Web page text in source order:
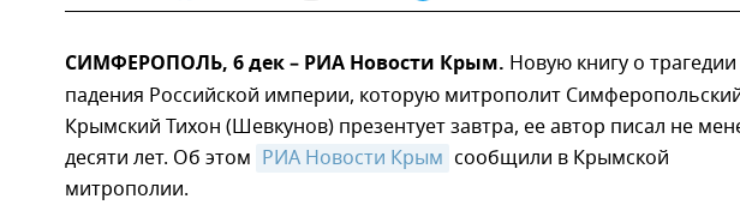
СИМФЕРОПОЛЬ, 6 дек – РИА Новости Крым. Новую книгу о трагедии
падения Российской империи, которую митрополит
Крымский Тихон (Шевкунов) презентует завтра, ее автор писал не
десяти лет. Об этом РИА Новости Крым сообщили в Крымской
митрополии.